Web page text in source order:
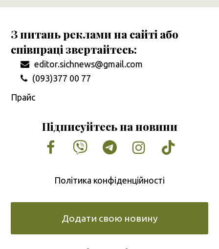
З питань реклами на сайті або
співпраці звертайтесь:
editor.sichnews@gmail.com
(093)377 00 77
Прайс
Підписуйтесь на новини
Facebook
VimeoTumblrInstagram
Tiktok
Політика конфіденційності
Додати свою новину